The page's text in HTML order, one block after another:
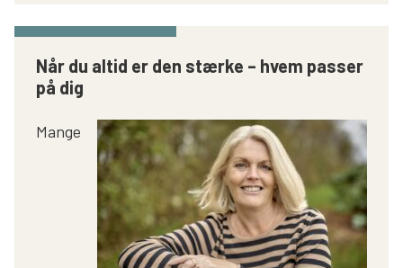
Når du altid er den stærke – hvem passer
på dig
Mange